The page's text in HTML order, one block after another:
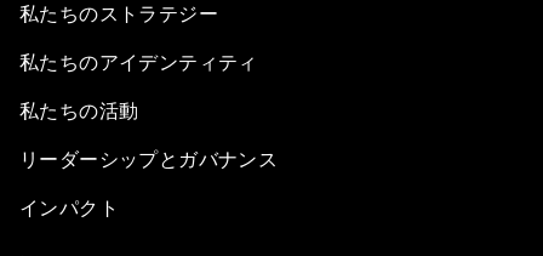
私たちのストラテジー
私たちのアイデンティティ
私たちの活動
リーダーシップとガバナンス
インパクト